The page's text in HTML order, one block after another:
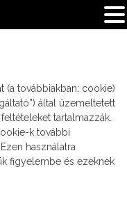
(a továbbiakban: cookie)
által üzemeltetett
tartalmazzák.
k további
használatra
figyelembe és ezeknek